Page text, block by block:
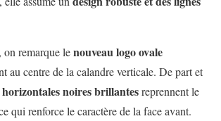
remarque lenouveau logo ovale
au centre de la calandre verticale. De part et
noires brillantesreprennent le
qui renforce le caractère de la face avant.